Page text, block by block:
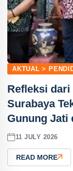
AKTUAL >
Refleksi
Surabaya
Gunung Jati
11 JULY 2026
READ MORE